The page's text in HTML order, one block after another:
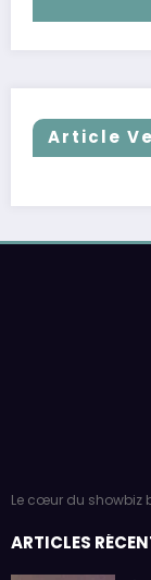
Article
Le cœur du showbiz
ARTICLES